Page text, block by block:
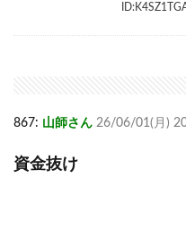
867: 山師さん 26/06/01(月)
資金抜け